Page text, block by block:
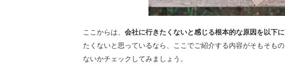
ここからは、 会社に行きたくないと感じる根本的な原因を以下
たくないと思っているなら、ここでご紹介する内容がそもそも
ないかチェックしてみましょう。